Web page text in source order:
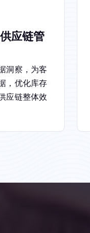
应链管
洞察，为客
，优化库存
应链整体效